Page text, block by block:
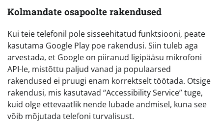
Kolmandate osapoolte rakendused
Kui teie telefonil pole sisseehitatud funktsiooni, peate
kasutama Google Play poe rakendusi. Siin tuleb aga
arvestada, et Google on piiranud ligipääsu mikrofoni
API-le, mistõttu paljud vanad ja populaarsed
rakendused ei pruugi enam korrektselt töötada. Otsige
rakendusi, mis kasutavad “Accessibility Service” tuge,
kuid olge ettevaatlik nende lubade andmisel, kuna see
võib mõjutada telefoni turvalisust.